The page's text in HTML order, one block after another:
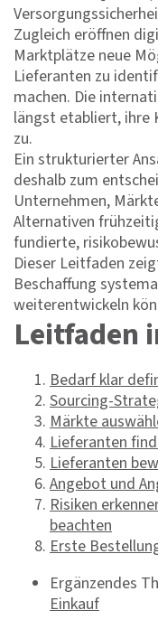
Zugleich eröffnen
Marktplätze neue
Lieferanten zu
machen. Die
längst etabliert,
zu.
Ein strukturierter
deshalb zum
Unternehmen,
Alternativen
fundierte,
Dieser Leitfaden
Beschaffung
weiterentwickeln
Leitfaden
Bedarf klar
Sourcing-
Märkte
Lieferanten
Lieferanten
Angebot und
Risiken
beachten
Erste
Ergänzendes
Einkauf